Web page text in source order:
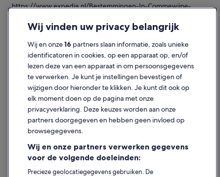
https://www.expedia.nl/Bestemmingen-In-Commewijne-
https://www.expedia.nl/Autoverhuur-
Zanderij.d3000005798.Auto-Huren
https://www.expedia.nl/Autoverhuur-Johan-Adolf-Pengel-
Intl.d5063248.Auto-Huren
https://www.expedia.nl/Autoverhuur-Nieuw-
Nickerie.d3000005799.Auto-Huren
https://www.expedia.nl/Autoverhuur-
Meerzorg.d3000475530.Auto-Huren
https://www.expedia.nl/Autoverhuur-Zorg-En-
Hoop.d6030874.Auto-Huren
https://www.expedia.nl/Autoverhuur-
Albina.d3000379865.Auto-Huren
https://www.expedia.nl/Autoverhuur-
Katwijk.d3000423179.Auto-Huren
https://www.expedia.nl/Autoverhuur-
Groningen.d3000432424.Auto-Huren
Wij vinden uw privacy belangrijk
Wij en onze16 partners slaan informatie, zoals unieke
identificatoren in cookies, op een apparaat op, en/of
lezen deze van een apparaat in om persoonsgegevens
te verwerken. Je kunt je instellingen bevestigen of
wijzigen door hieronder te klikken. Je kunt dit ook op
elk moment doen op de pagina met onze
privacyverklaring. Deze keuzes worden aan onze
partners doorgegeven en hebben geen invloed op
browsegegevens.
Wij en onze partners verwerken gegevens
voor de volgende doeleinden:
Precieze geolocatiegegevens gebruiken. De